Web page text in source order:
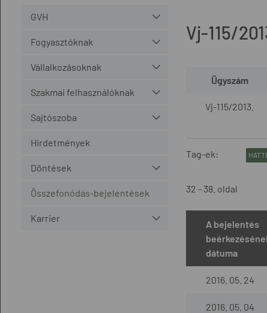
GVH
Fogyasztóknak
Vállalkozásoknak
Szakmai felhasználóknak
Sajtószoba
Hirdetmények
Döntések
Összefonódás-bejelentések
Karrier
Vj-115/
Ügyszám
Vj-115/2013.
Tag-ek:
32 - 38. oldal
A bejelentés
dátuma
2016. 05. 24
2016. 05. 04